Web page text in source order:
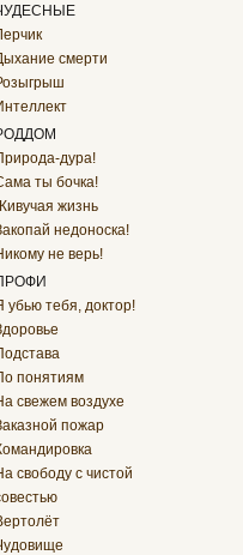
смерти
дура!
ты бочка!
жизнь
недоноска!
не верь!
убью тебя, доктор!
понятиям
свежем воздухе
пожар
свободу с чистой